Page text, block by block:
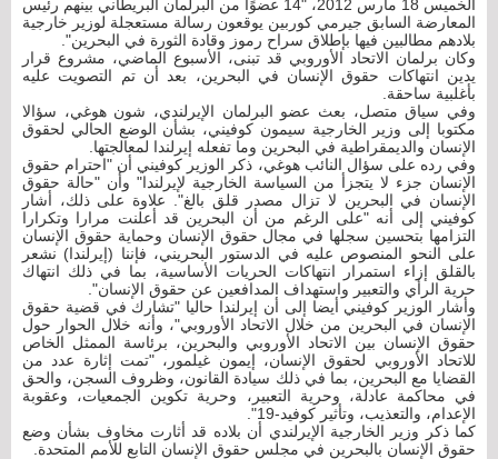
الخميس 18 مارس 2012، "14 عضوًا من البرلمان البريطاني بينهم رئيس
المعارضة السابق جيرمي كوربين يوقعون رسالة مستعجلة لوزير خارجية
بلادهم مطالبين فيها بإطلاق سراح رموز وقادة الثورة في البحرين".
وكان برلمان الاتحاد الأوروبي قد تبنى، الأسبوع الماضي، مشروع قرار
يدين انتهاكات حقوق الإنسان في البحرين، بعد أن تم التصويت عليه
بأغلبية ساحقة.
وفي سياق متصل، بعث عضو البرلمان الإيرلندي، شون هوغي، سؤالا
مكتوبا إلى وزير الخارجية سيمون كوفيني، بشأن الوضع الحالي لحقوق
الإنسان والديمقراطية في البحرين وما تفعله إيرلندا لمعالجتها.
وفي رده على سؤال النائب هوغي، ذكر الوزير كوفيني أن "احترام حقوق
الإنسان جزء لا يتجزأ من السياسة الخارجية لإيرلندا" وأن "حالة حقوق
الإنسان في البحرين لا تزال مصدر قلق بالغ". علاوة على ذلك، أشار
كوفيني إلى أنه "على الرغم من أن البحرين قد أعلنت مرارا وتكرارا
التزامها بتحسين سجلها في مجال حقوق الإنسان وحماية حقوق الإنسان
على النحو المنصوص عليه في الدستور البحريني، فإننا (إيرلندا) نشعر
بالقلق إزاء استمرار انتهاكات الحريات الأساسية، بما في ذلك انتهاك
حرية الرأي والتعبير واستهداف المدافعين عن حقوق الإنسان".
وأشار الوزير كوفيني أيضا إلى أن إيرلندا حاليا "تشارك في قضية حقوق
الإنسان في البحرين من خلال الاتحاد الأوروبي"، وأنه خلال الحوار حول
حقوق الإنسان بين الاتحاد الأوروبي والبحرين، برئاسة الممثل الخاص
للاتحاد الأوروبي لحقوق الإنسان، إيمون غيلمور، "تمت إثارة عدد من
القضايا مع البحرين، بما في ذلك سيادة القانون، وظروف السجن، والحق
في محاكمة عادلة، وحرية التعبير، وحرية تكوين الجمعيات، وعقوبة
الإعدام، والتعذيب، وتأثير كوفيد-19".
كما ذكر وزير الخارجية الإيرلندي أن بلاده قد أثارت مخاوف بشأن وضع
حقوق الإنسان بالبحرين في مجلس حقوق الإنسان التابع للأمم المتحدة.